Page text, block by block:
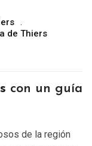
de Thiers
con un guía
de la región